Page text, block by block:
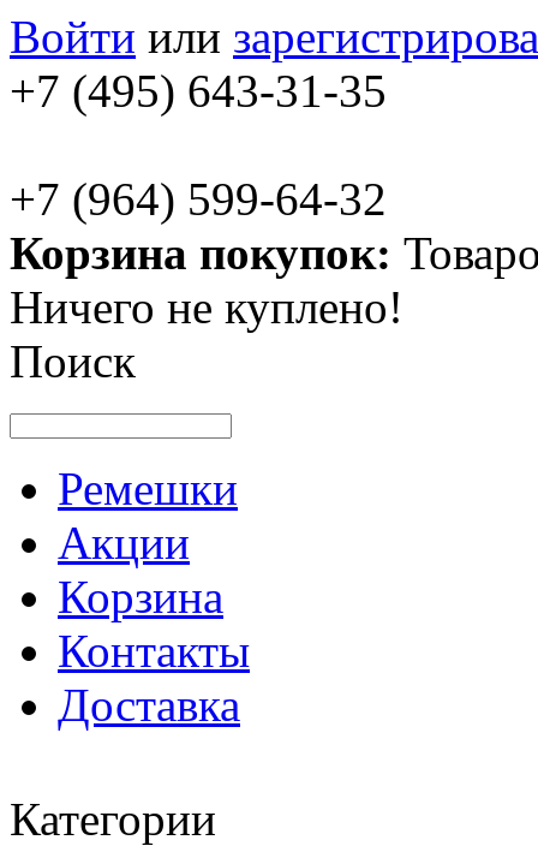
Войти или
+7 (495) 643-31-35
+7 (964) 599-64-32
Корзина покупок:
Ничего не куплено!
Поиск
Ремешки
Акции
Корзина
Контакты
Доставка
Категории